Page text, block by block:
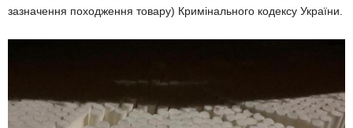
зазначення походження товару) Кримінального кодексу України.